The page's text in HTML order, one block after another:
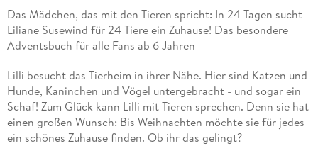
Das Mädchen, das mit den Tieren spricht: In 24 Tagen sucht
Liliane Susewind für 24 Tiere ein Zuhause! Das besondere
Adventsbuch für alle Fans ab 6 Jahren
Lilli besucht das Tierheim in ihrer Nähe. Hier sind Katzen und
Hunde, Kaninchen und Vögel untergebracht - und sogar ein
Schaf! Zum Glück kann Lilli mit Tieren sprechen. Denn sie hat
einen großen Wunsch: Bis Weihnachten möchte sie für jedes
ein schönes Zuhause finden. Ob ihr das gelingt?